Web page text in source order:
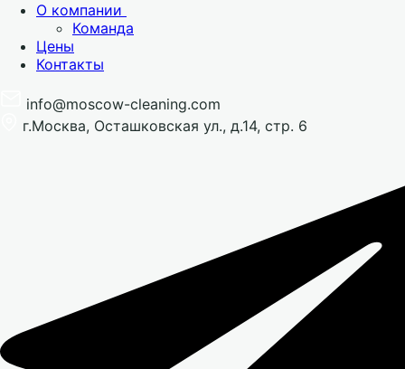
О компании
Команда
Цены
Контакты
info@moscow-cleaning.com
г.Москва, Осташковская ул., д.14, стр. 6